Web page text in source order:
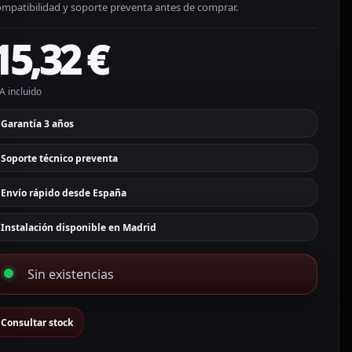
y soporte preventa antes de comprar.
€
incluido
Garantía 3 años
Soporte técnico preventa
Envío rápido desde España
Instalación disponible en Madrid
Sin existencias
Consultar stock